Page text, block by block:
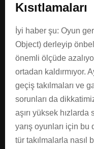
Kısıtlamaları
İyi haber şu: Oyun
Object) derleyip
önemli ölçüde
ortadan kaldırmıyor.
geçiş takılmaları ve
sorunları da
aşırı yüksek
yarış oyunları için bu
tür takılmalarla nasıl